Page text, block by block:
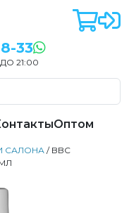
33
21:00
Оптом
САЛОНА / BBC